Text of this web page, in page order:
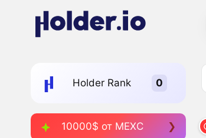
Holder Rank
10000$ от MEXC